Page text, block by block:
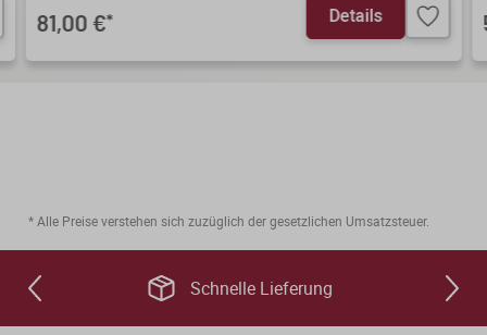
81,00 €* Details
* Alle Preise verstehen sich zuzüglich der gesetzlichen Umsatzsteuer.
Schnelle Lieferung